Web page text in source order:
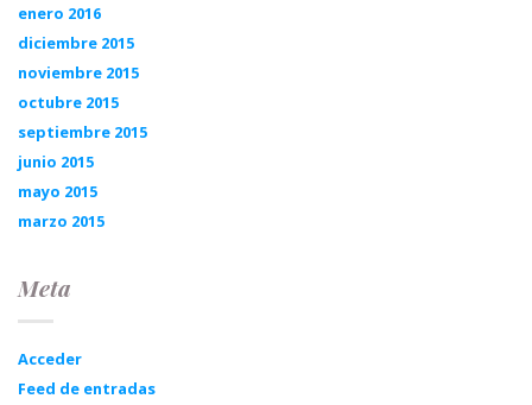
enero 2016
diciembre 2015
noviembre 2015
octubre 2015
septiembre 2015
junio 2015
mayo 2015
marzo 2015
Meta
Acceder
Feed de entradas